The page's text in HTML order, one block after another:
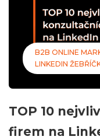
B2B ONLINE
LINKEDIN
TOP 10
firem na